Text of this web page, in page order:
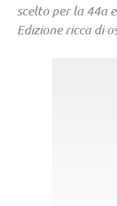
scelto per la 44a
Edizione ricca di